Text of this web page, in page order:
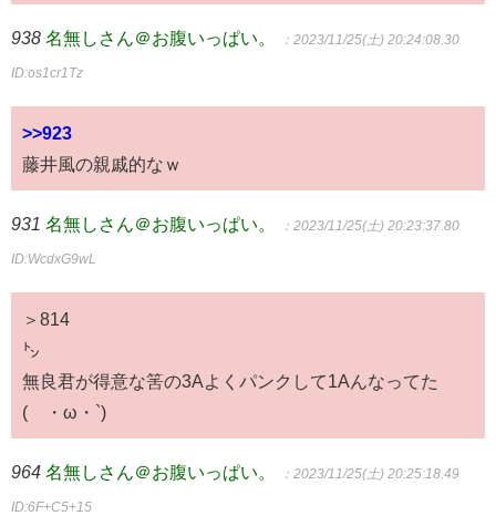
938 名無しさん＠お腹いっぱい。 ：2023/11/25(土) 20:24:08.30
ID:os1cr1Tz
>>923
藤井風の親戚的なｗ
931 名無しさん＠お腹いっぱい。 ：2023/11/25(土) 20:23:37.80
ID:WcdxG9wL
＞814
㌧
無良君が得意な筈の3Aよくパンクして1Aんなってた
(´・ω・`)
964 名無しさん＠お腹いっぱい。 ：2023/11/25(土) 20:25:18.49
ID:6F+C5+15